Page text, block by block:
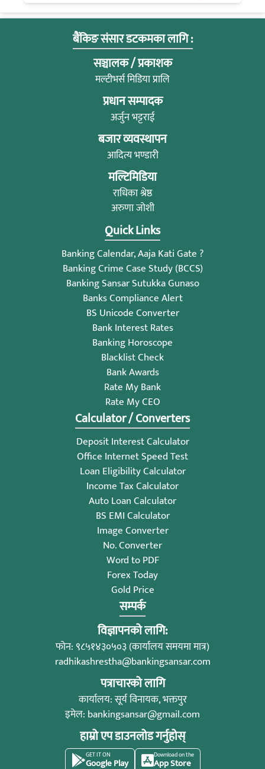
बैंकिङ संसार डटकमका लागि :
सञ्चालक / प्रकाशक
मल्टीभर्स मिडिया प्रालि
प्रधान सम्पादक
अर्जुन भट्टराई
बजार व्यवस्थापन
आदित्य भण्डारी
मल्टिमिडिया
राधिका श्रेष्ठ
अरुणा जोशी
Quick Links
Banking Calendar, Aaja Kati Gate ?
Banking Crime Case Study (BCCS)
Banking Sansar Sutukka Gunaso
Banks Compliance Alert
BS Unicode Converter
Bank Interest Rates
Banking Horoscope
Blacklist Check
Bank Awards
Rate My Bank
Rate My CEO
Calculator / Converters
Deposit Interest Calculator
Office Internet Speed Test
Loan Eligibility Calculator
Income Tax Calculator
Auto Loan Calculator
BS EMI Calculator
Image Converter
No. Converter
Word to PDF
Forex Today
Gold Price
सम्पर्क
विज्ञापनको लागि:
फोन: ९८५१४३०५०३ (कार्यालय समयमा मात्र)
radhikashrestha@bankingsansar.com
पत्राचारको लागि
कार्यालय: सूर्य विनायक, भक्तपुर
इमेल: bankingsansar@gmail.com
हाम्रो एप डाउनलोड गर्नुहोस्
GET IT ON
Google Play
Download on the
App Store